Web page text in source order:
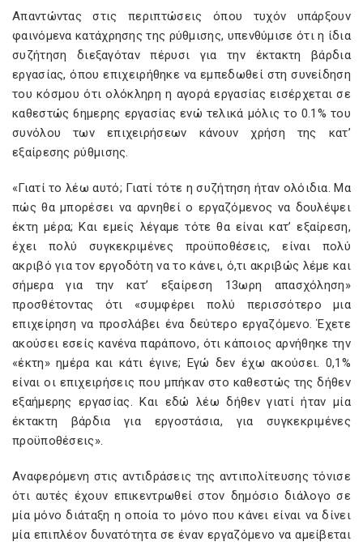
Απαντώντας στις περιπτώσεις όπου τυχόν υπάρξουν
φαινόμενα κατάχρησης της ρύθμισης, υπενθύμισε ότι η ίδια
συζήτηση διεξαγόταν πέρυσι για την έκτακτη βάρδια
εργασίας, όπου επιχειρήθηκε να εμπεδωθεί στη συνείδηση
του κόσμου ότι ολόκληρη η αγορά εργασίας εισέρχεται σε
καθεστώς 6ημερης εργασίας ενώ τελικά μόλις το 0.1% του
συνόλου των επιχειρήσεων κάνουν χρήση της κατ’
εξαίρεσης ρύθμισης.
«Γιατί το λέω αυτό; Γιατί τότε η συζήτηση ήταν ολόιδια. Μα
πώς θα μπορέσει να αρνηθεί ο εργαζόμενος να δουλέψει
έκτη μέρα; Και εμείς λέγαμε τότε θα είναι κατ’ εξαίρεση,
έχει πολύ συγκεκριμένες προϋποθέσεις, είναι πολύ
ακριβό για τον εργοδότη να το κάνει, ό,τι ακριβώς λέμε και
σήμερα για την κατ’ εξαίρεση 13ωρη απασχόληση»
προσθέτοντας ότι «συμφέρει πολύ περισσότερο μια
επιχείρηση να προσλάβει ένα δεύτερο εργαζόμενο. Έχετε
ακούσει εσείς κανένα παράπονο, ότι κάποιος αρνήθηκε την
«έκτη» ημέρα και κάτι έγινε; Εγώ δεν έχω ακούσει. 0,1%
είναι οι επιχειρήσεις που μπήκαν στο καθεστώς της δήθεν
εξαήμερης εργασίας. Και εδώ λέω δήθεν γιατί ήταν μία
έκτακτη βάρδια για εργοστάσια, για συγκεκριμένες
προϋποθέσεις».
Αναφερόμενη στις αντιδράσεις της αντιπολίτευσης τόνισε
ότι αυτές έχουν επικεντρωθεί στον δημόσιο διάλογο σε
μία μόνο διάταξη η οποία το μόνο που κάνει είναι να δίνει
μία επιπλέον δυνατότητα σε έναν εργαζόμενο να αμείβεται